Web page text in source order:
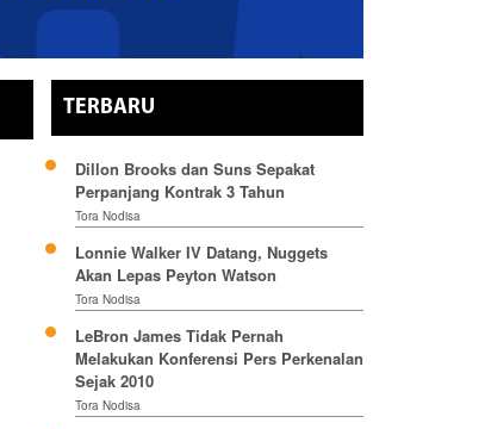
TERBARU
Dillon Brooks dan Suns Sepakat
Perpanjang Kontrak 3 Tahun
Tora Nodisa
Lonnie Walker IV Datang, Nuggets
Akan Lepas Peyton Watson
Tora Nodisa
LeBron James Tidak Pernah
Melakukan Konferensi Pers Perkenalan
Sejak 2010
Tora Nodisa